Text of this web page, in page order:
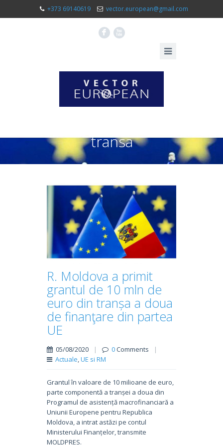
+373 69140619 vector.european@gmail.com
F X
transa
R. Moldova a primit
grantul de 10 mln de
euro din tranșa a doua
de finanţare din partea
UE
05/08/2020 | 0Comments
|
Actuale,UE si RM
Grantul în valoare de 10 milioane de euro,
parte componentă a tranșei a doua din
Programul de asistență macrofinanciară a
Uniunii Europene pentru Republica
Moldova, a intrat astăzi pe contul
Ministerului Finanțelor, transmite
MOLDPRES.